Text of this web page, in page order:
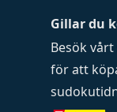
Gillar du
Besök
för att